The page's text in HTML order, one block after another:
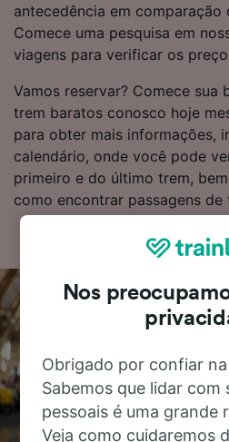
antecedência em
Comece uma pesquisa em
viagens para verificar os
Vamos reservar? Comece sua
trem baratos conosco hoje
para obter mais informações,
calendário, onde você pode
primeiro e do último trem,
como encontrar passagens
Nos
Obrigado por confiar
Sabemos que lidar com
pessoais é uma grande
Veja como cuidaremos